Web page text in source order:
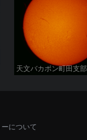
天文バカボン町田支部
について